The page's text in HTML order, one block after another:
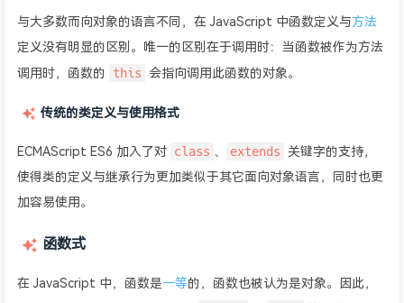
与大多数而向对象的语言不同，在 JavaScript 中函数定义与方法
定义没有明显的区别。唯一的区别在于调用时：当函数被作为方法
调用时，函数的
this 会指向调用此函数的对象。
传统的类定义与使用格式
ECMAScript ES6 加入了对 class 、 extends
关键字的支持，
使得类的定义与继承行为更加类似于其它面向对象语言，同时也更
加容易使用。
函数式
在 JavaScript 中，函数是一等的，函数也被认为是对象。因此，